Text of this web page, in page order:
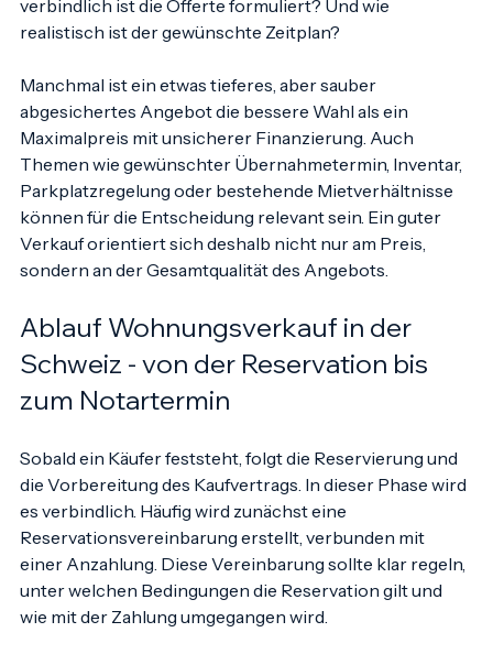
Gibt es bereits eine Finanzierungsbestätigung? Wie
verbindlich ist die Offerte formuliert? Und wie
Manchmal ist ein etwas tieferes, aber sauber
abgesichertes Angebot die bessere Wahl als ein
Maximalpreis mit unsicherer Finanzierung. Auch
Themen wie gewünschter Übernahmetermin, Inventar,
Parkplatzregelung oder bestehende Mietverhältnisse
können für die Entscheidung relevant sein. Ein guter
Verkauf orientiert sich deshalb nicht nur am Preis,
Ablauf Wohnungsverkauf in der
Schweiz - von der Reservation bis
Sobald ein Käufer feststeht, folgt die Reservierung und
die Vorbereitung des Kaufvertrags. In dieser Phase wird
es verbindlich. Häufig wird zunächst eine
Reservationsvereinbarung erstellt, verbunden mit
einer Anzahlung. Diese Vereinbarung sollte klar regeln,
unter welchen Bedingungen die Reservation gilt und